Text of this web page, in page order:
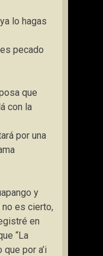
lo hagas
pecado
que
con la
por una
y
es cierto,
en
“La
por a’i